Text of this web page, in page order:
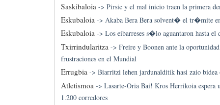
Saskibaloia -> Pirsic y el mal inicio traen la primera
Eskubaloia-> Akaba Bera Bera solvent� el tr�mite
Eskubaloia-> Los eibarreses s�lo aguantaron hasta el
Txirrindularitza-> Freire y Boonen ante la
frustraciones en el Mundial
Errugbia-> Biarritzi lehen jardunalditik hasi zaio bidea
Atletismoa -> Lasarte-Oria Bai! Kros Herrikoia
1.200 corredores